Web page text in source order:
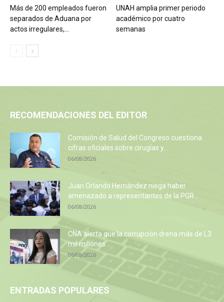
Más de 200 empleados fueron
separados de Aduana por
actos irregulares,...
UNAH amplia primer periodo
académico por cuatro
semanas
RECOMENDACIONES DEL EDITOR
Comisión de Salud del Congreso cuestiona
cifras oficiales sobre cirugías y...
06/08/2026
Juan Orlando Hernández niega haber
amenazado a representantes de la PGR...
06/08/2026
CNA alerta que la corrupción drena más de L3
mil millones...
06/08/2026
ENTRADAS POPULARES